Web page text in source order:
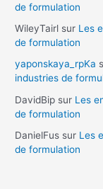
de formulation
WileyTairl sur Les
de formulation
yaponskaya_rpKa
industries de
DavidBip sur Les
de formulation
DanielFus sur Les
de formulation